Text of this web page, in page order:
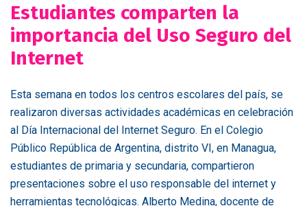
Estudiantes comparten la
importancia del Uso Seguro del
Internet
Esta semana en todos los centros escolares del país, se
realizaron diversas actividades académicas en celebración
al Día Internacional del Internet Seguro. En el Colegio
Público República de Argentina, distrito VI, en Managua,
estudiantes de primaria y secundaria, compartieron
presentaciones sobre el uso responsable del internet y
herramientas tecnológicas. Alberto Medina, docente de